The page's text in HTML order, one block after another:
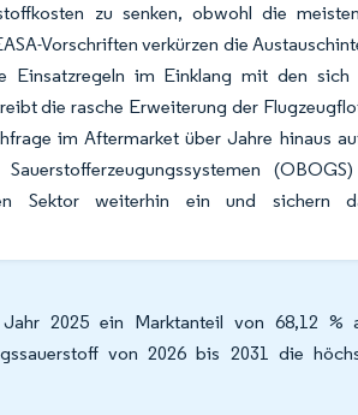
zu senken, obwohl die
Vorschriften verkürzen die
Einsatzregeln im Einklang mit den
die rasche Erweiterung der
im Aftermarket über Jahre hinaus
Sektor weiterhin ein und sichern
2025 ein Marktanteil von 68,12 %
von 2026 bis 2031 die